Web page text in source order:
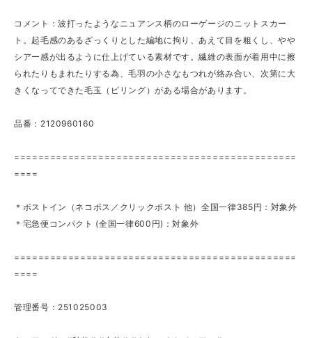
コメント：波打ったようなニュアンス柄のローゲージのニットスカー
ト。起毛感のあるざっくりとした編地に拘り、あえて目を粗くし、やや
シアー感が出るように仕上げている素材です。繊維の表面が着用中に擦
られたりもまれたりする為、毛羽の小さなもつれが絡み合い、次第に大
きくなってできた毛玉（ピリング）がある場合があります。
品番：2120960160
===============================================
====
＊ポストイン（ネコポス／クリックポスト 他）全国一律385円：対象外
＊宅急便コンパクト (全国一律600円)：対象外
===============================================
====
管理番号：251025003